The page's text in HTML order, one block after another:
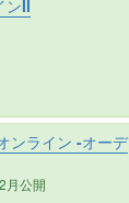
ンII
ンライン -オーデ
月公開